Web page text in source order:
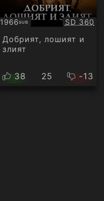
1966SUB
Субтитри SD 360
Добрият, лошият и
злият
38 25 -13